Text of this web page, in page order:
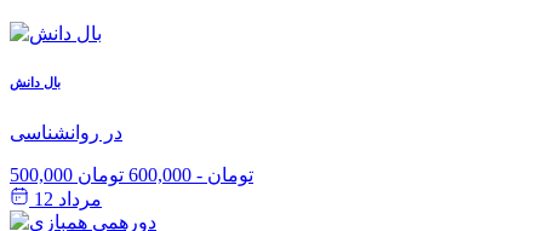
بال دانش
در روانشناسی
500,000 تومان - 600,000 تومان
مرداد 12